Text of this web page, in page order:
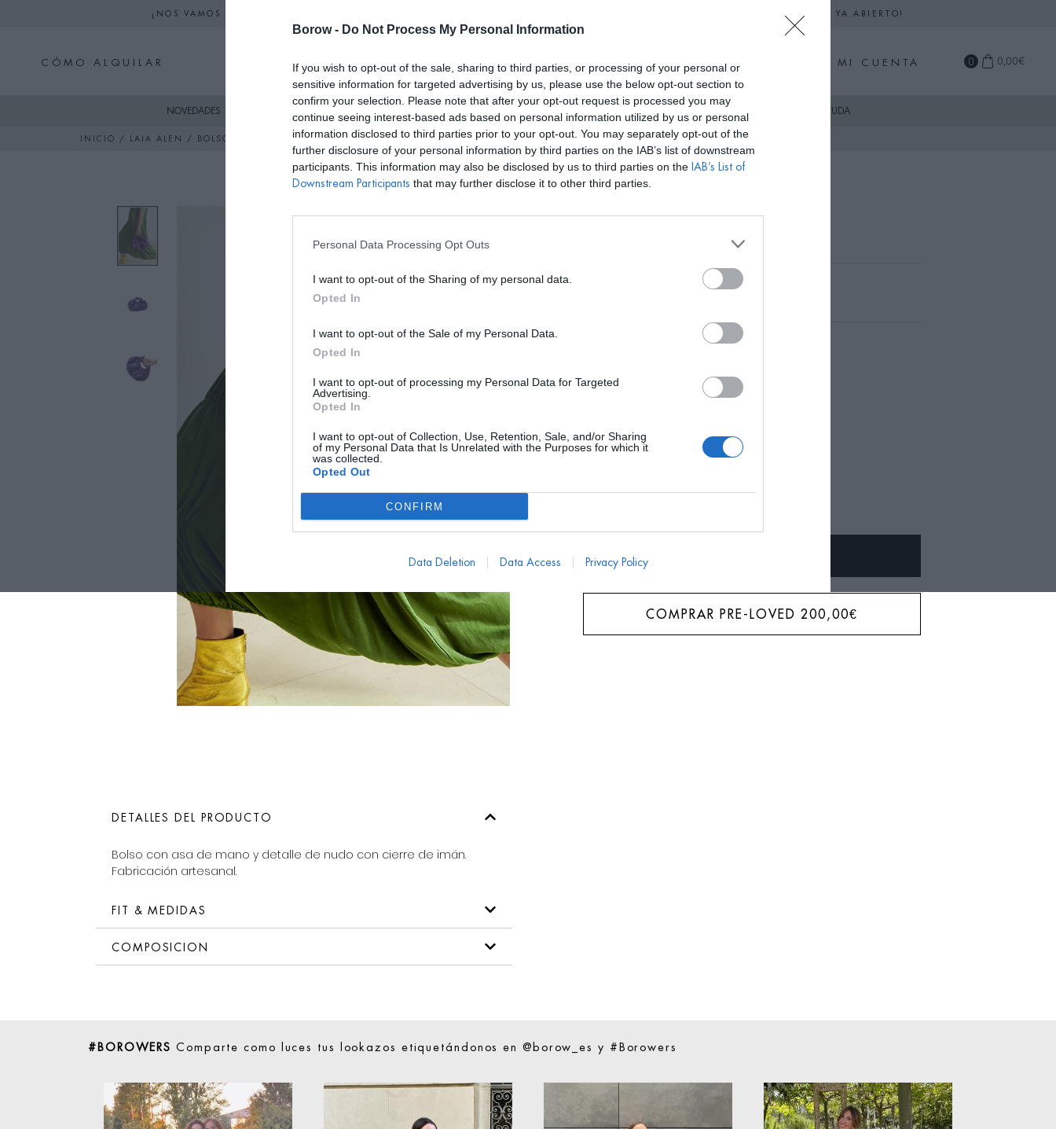
Borow - Do Not Process My Personal Information
If you wish to opt-out of the sale, sharing to third parties, or processing of your personal or
sensitive information for targeted advertising by us, please use the below opt-out section to
confirm your selection. Please note that after your opt-out request is processed you may
continue seeing interest-based ads based on personal information utilized by us or personal
information disclosed to third parties prior to your opt-out. You may separately opt-out of the
further disclosure of your personal information by third parties on the IAB’s list of downstream
participants. This information may also be disclosed by us to third parties on the IAB’s List of
Downstream Participants that may further disclose it to other third parties.
Personal Data Processing Opt Outs
I want to opt-out of the Sharing of my personal data.
Opted In
I want to opt-out of the Sale of my Personal Data.
Opted In
I want to opt-out of processing my Personal Data for Targeted
Advertising.
Opted In
I want to opt-out of Collection, Use, Retention, Sale, and/or Sharing
of my Personal Data that Is Unrelated with the Purposes for which it
was collected.
Opted Out
CONFIRM
Data Deletion Data Access Privacy Policy
¡NOS VAMOS DE VACACIONES! NO SE REALIZARÁN ALQUILERES HASTA EL 24 DE AGOSTO. EL CALENDARIO DE SEPTIEMBRE YA ABIERTO!
CÓMO ALQUILAR MI CUENTA 0 0,00€
NOVEDADES AYUDA
INICIO / LAIA ALEN / BOLSO BERNATTA MINI MORADO
DETALLES DEL PRODUCTO
Bolso con asa de mano y detalle de nudo con cierre de imán.
Fabricación artesanal.
FIT & MEDIDAS
COMPOSICION
Bolso Bernatta Mini Morado
200€
AYUDA TALLA
Talla
COMPRAR PRE-LOVED200,00€
#BOROWERS Comparte como luces tus lookazos etiquetándonos en @borow_es y #Borowers